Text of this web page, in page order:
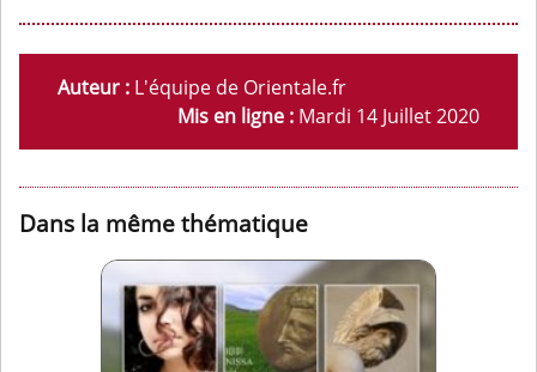
Auteur : L'équipe de Orientale.fr
Mis en ligne : Mardi 14 Juillet 2020
Dans la même thématique